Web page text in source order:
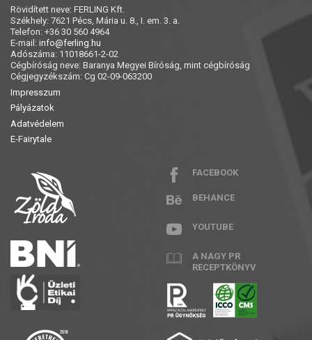
Rövidített neve: FERLING Kft.
Székhely: 7621 Pécs, Mária u. 8., I. em. 3. a.
Telefon: +36 30 560 4964
E-mail: info@ferling.hu
Adószáma: 11018661-2-02
Cégbíróság neve: Baranya Megyei Bíróság, mint cégbíróság
Cégjegyzékszám: Cg 02-09-063200
Impresszum
Pályázatok
Adatvédelem
E-Fairytale
FACEBOOK
BEHANCE
YOUTUBE
A NAGY PR
RECEPTKÖNYV